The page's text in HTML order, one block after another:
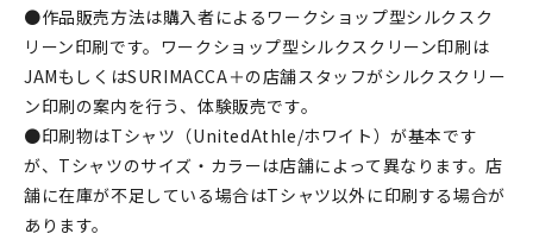
●作品販売方法は購入者によるワークショップ型シルクスク
リーン印刷です。ワークショップ型シルクスクリーン印刷は
JAMもしくはSURIMACCA＋の店舗スタッフがシルクスクリー
ン印刷の案内を行う、体験販売です。
●印刷物はTシャツ（UnitedAthle/ホワイト）が基本です
が、Tシャツのサイズ・カラーは店舗によって異なります。店
舗に在庫が不足している場合はTシャツ以外に印刷する場合が
あります。